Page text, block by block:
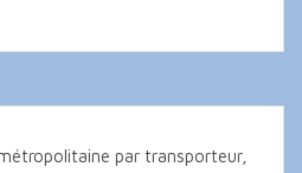
par transporteur,